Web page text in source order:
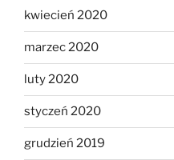
kwiecień 2020
marzec 2020
luty 2020
styczeń 2020
grudzień 2019